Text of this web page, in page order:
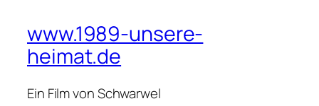
www.1989-unsere-
heimat.de
Ein Film von Schwarwel